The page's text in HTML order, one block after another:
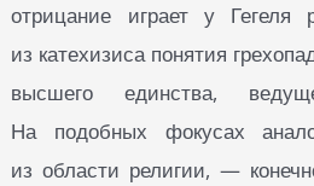
отрицание играет у Гегеля
из катехизиса понятия
высшего единства,
На подобных фокусах
из области религии, —